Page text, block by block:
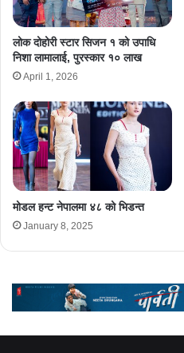
लोक दोहोरी स्टार सिजन १ को उपाधि
निशा लामालाई, पुरस्कार १० लाख
April 1, 2026
मोडल हन्ट नेपालमा ४८ को भिडन्त
January 8, 2025